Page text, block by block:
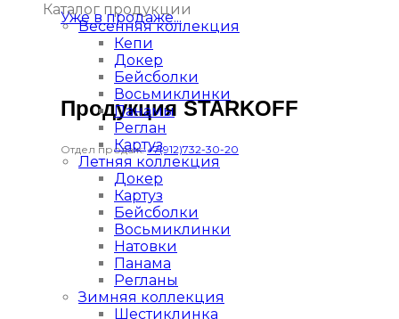
Уже в продаже...
Продукция STARKOFF
Отдел продаж:+7(912)732-30-20
Каталог продукции
Весенняя коллекция
Кепи
Докер
Бейсболки
Восьмиклинки
Панамы
Реглан
Картуз
Летняя коллекция
Докер
Картуз
Бейсболки
Восьмиклинки
Натовки
Панама
Регланы
Зимняя коллекция
Шестиклинка